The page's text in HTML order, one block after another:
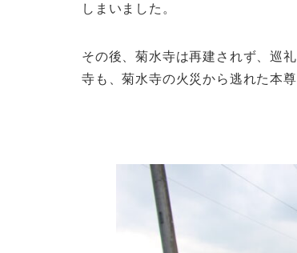
しまいました。
その後、菊水寺は再建されず、巡
寺も、菊水寺の火災から逃れた本